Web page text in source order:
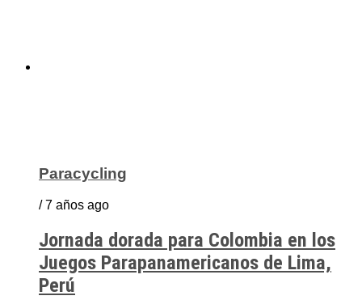
Paracycling
/ 7 años ago
Jornada dorada para Colombia en los
Juegos Parapanamericanos de Lima,
Perú